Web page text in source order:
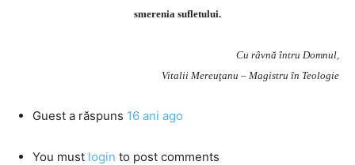
smerenia sufletului.
Cu râvnă întru Domnul,
Vitalii Mereuţanu – Magistru în Teologie
Guest a răspuns 16 ani ago
You must login to post comments